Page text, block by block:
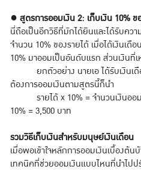
● สูตรการออมเงิน 2: เก็บเงิน 10% ข
นี่ถือเป็นอีกวิธีที่มักได้ยินและได้รับคว
จำนวน 10% ของรายได้ เมื่อได้เงินเดื
10% มาออมเป็นอันดับแรก ส่วนเงินที่
ยกตัวอย่าง นายเอ ได้รับเงินเดือ
ต้องการออมเงินตามสูตรนี้ก็นำ
รายได้ x 10% = จำนวนเงินออม
10% = 3,500 บาท
รวมวิธีเก็บเงินสำหรับมนุษย์เงินเดือน
เมื่อพอเข้าใจหลักการออมเงินเบื้องต้
เทคนิคที่ช่วยออมเงินแบบไหนที่นำไปป